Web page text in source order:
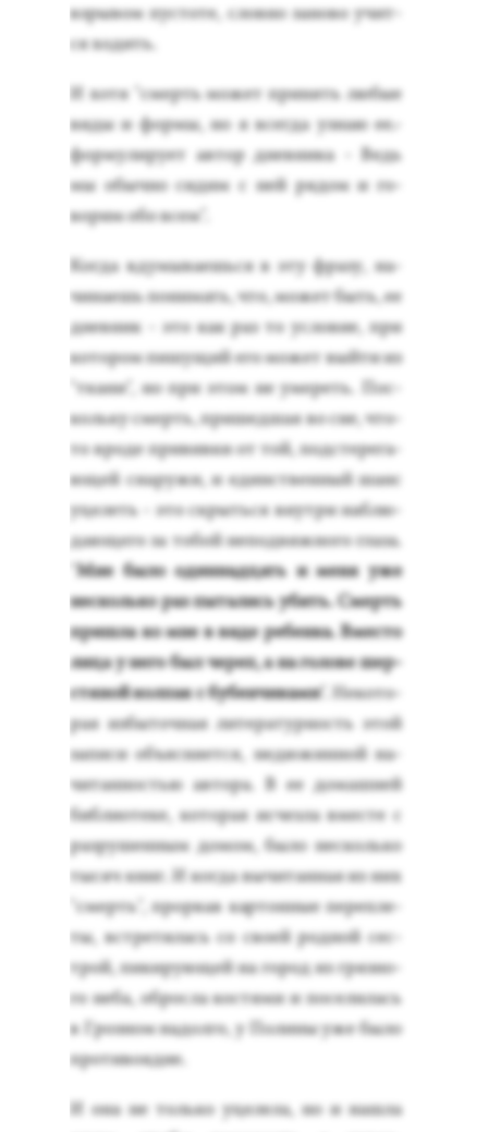
взры­вом пус­то­те, слов­но за­ново учит­
ся хо­дить.
И хо­тя "смерть мо­жет при­нять лю­бые
ви­ды и фор­мы, но я всег­да уз­наю ее.-
фор­му­лиру­ет ав­тор днев­ни­ка - Ведь
мы обыч­но си­дим с ней ря­дом и го­
ворим обо всем".
Ког­да вду­мыва­ешь­ся в эту фра­зу, на­
чина­ешь по­нимать, что, мо­жет быть, ее
днев­ник - это как раз то ус­ло­вие, при
ко­тором пи­шущий его мо­жет вый­ти из
"тка­ни", но при этом не уме­реть. Пос­
коль­ку смерть, при­шед­шая во сне, что-
то вро­де при­вив­ки от той, под­сте­рега­
ющей сна­ружи, и единс­твен­ный шанс
уце­леть - это скрыть­ся внут­ри наб­лю­
да­юще­го за то­бой не­под­вижно­го гла­за.
"Мне бы­ло один­надцать и ме­ня уже
нес­коль­ко раз пы­тались убить. Смерть
приш­ла ко мне в ви­де ре­бен­ка. Вмес­то
ли­ца у не­го был че­реп, а на го­лове шер­
стя­ной кол­пак с бу­бен­чи­ками". Не­кото­
рая из­бы­точ­ная ли­тера­тур­ность этой
за­писи объ­яс­ня­ет­ся, не­дюжин­ной на­
читан­ностью ав­то­ра. В ее до­маш­ней
биб­ли­оте­ке, ко­торая ис­чезла вмес­те с
раз­ру­шен­ным до­мом, бы­ло нес­коль­ко
ты­сяч книг. И ког­да вы­читан­ная из них
"смерть", прор­вав кар­тонные пе­реп­ле­
ты, встре­тилась со сво­ей род­ной сес­
трой, пи­киру­ющей на го­род из гряз­но­
го не­ба, об­росла кос­тя­ми и по­сели­лась
в Гроз­ном на­дол­го, у По­лины уже бы­ло
про­тиво­ядие.
И она не толь­ко уце­лела, но и наш­ла